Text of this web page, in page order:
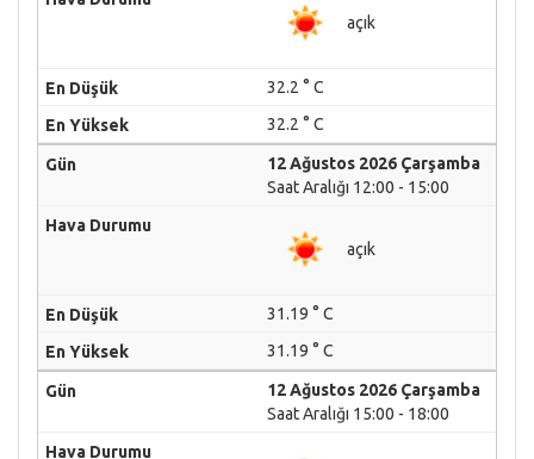
açık
32.2 ° C
32.2 ° C
12 Ağustos 2026 Çarşamba
Saat Aralığı 12:00 - 15:00
açık
31.19 ° C
31.19 ° C
12 Ağustos 2026 Çarşamba
Saat Aralığı 15:00 - 18:00